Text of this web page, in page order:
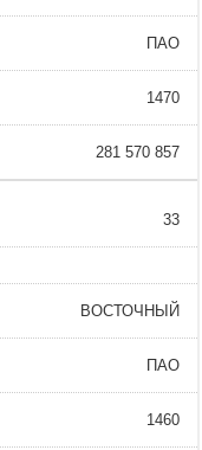
ПАО
1470
281 570 857
33
ВОСТОЧНЫЙ
ПАО
1460